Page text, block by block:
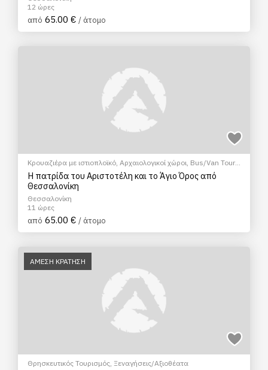
12 ώρες
από 65.00 € / άτομο
Κρουαζιέρα με ιστιοπλοϊκό, Αρχαιολογικοί χώροι, Bus/Van Tour,
Θρησκευτικός Τουρισμός
Ξεναγήσεις/Αξιοθέατα
Η πατρίδα του Αριστοτέλη και το Άγιο Όρος από
Θεσσαλονίκη
Θεσσαλονίκη
11 ώρες
από 65.00 € / άτομο
ΑΜΕΣΗ ΚΡΑΤΗΣΗ
Θρησκευτικός Τουρισμός, Ξεναγήσεις/Αξιοθέατα